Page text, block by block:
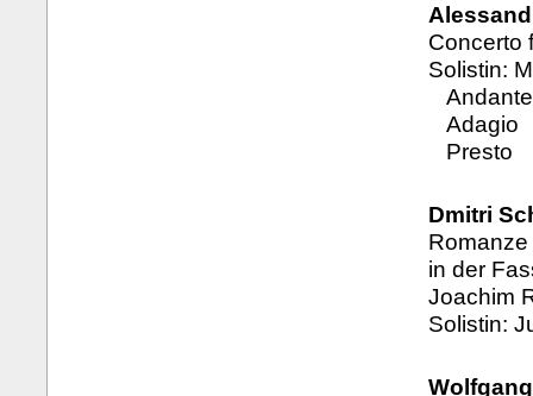
Concerto
Solistin:
Adagio
Presto
Dmitri
Romanze
in der
Joachim
Solistin: